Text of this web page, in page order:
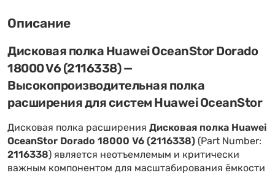
Описание
Дисковая полка Huawei OceanStor Dorado
18000 V6 (2116338) —
Высокопроизводительная полка
расширения для систем Huawei OceanStor
Дисковая полка расширения Дисковая полка Huawei
OceanStor Dorado 18000 V6 (2116338) (Part Number:
2116338) является неотъемлемым и критически
важным компонентом для масштабирования ёмкости